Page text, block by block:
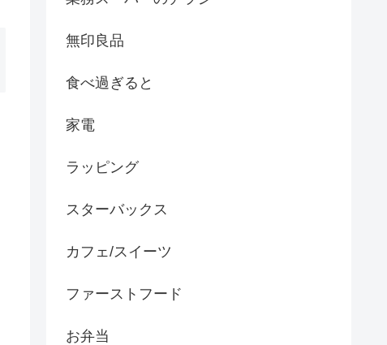
無印良品
食べ過ぎると
家電
ラッピング
スターバックス
カフェ/スイーツ
ファーストフード
お弁当